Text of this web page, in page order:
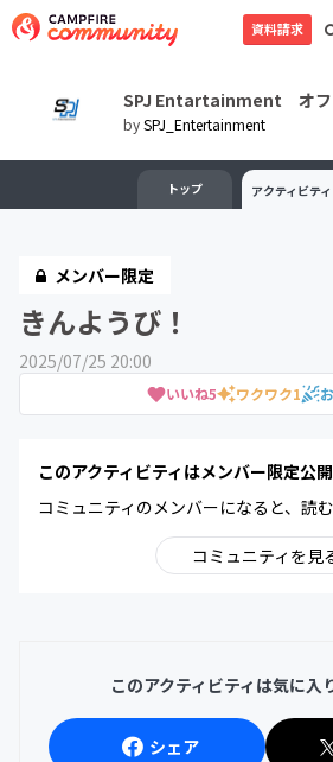
資料請求
SPJ Entartainment オフ
bySPJ_Entertainment
トップ アクティビティ
メンバー限定
きんようび！
2025/07/25 20:00
いいね5 ワクワク1
このアクティビティはメンバー限定公開
コミュニティのメンバーになると、読
コミュニティを見
このアクティビティは気に入
シェア